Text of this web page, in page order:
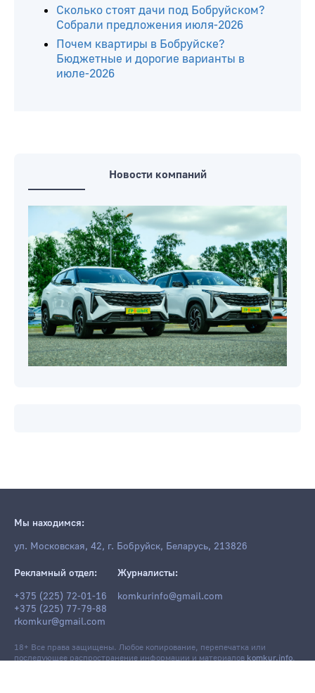
Сколько стоят дачи под Бобруйском?
Собрали предложения июля-2026
Почем квартиры в Бобруйске?
Бюджетные и дорогие варианты в
июле-2026
Новости компаний
Мы находимся:
ул. Московская, 42, г. Бобруйск, Беларусь, 213826
Рекламный отдел:
+375 (225) 72-01-16
+375 (225) 77-79-88
rkomkur@gmail.com
Журналисты:
komkurinfo@gmail.com
18+ Все права защищены. Любое копирование, перепечатка или
последующее распространение информации и материаловkomkur.info,